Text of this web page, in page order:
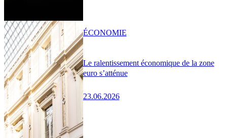
Le ralentissement économique de la zone
euro s’atténue
23.06.2026
ÉCONOMIE